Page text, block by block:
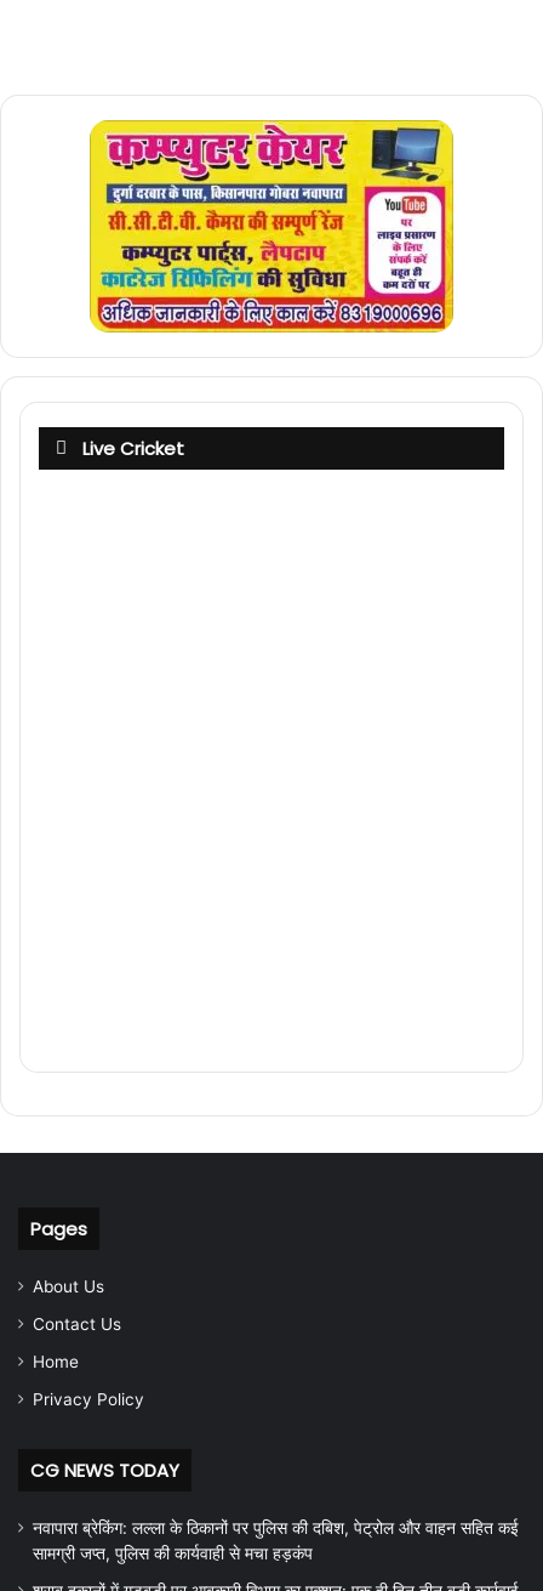
Live Cricket
Pages
About Us
Contact Us
Home
Privacy Policy
CG NEWS TODAY
नवापारा ब्रेकिंग: लल्ला के ठिकानों पर पुलिस की दबिश, पेट्रोल और वाहन सहित कई
सामग्री जप्त, पुलिस की कार्यवाही से मचा हड़कंप